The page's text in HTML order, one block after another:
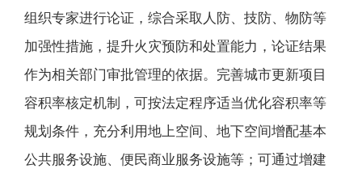
组织专家进行论证，综合采取人防、技防、物防等
加强性措施，提升火灾预防和处置能力，论证结果
作为相关部门审批管理的依据。完善城市更新项目
容积率核定机制，可按法定程序适当优化容积率等
规划条件，充分利用地上空间、地下空间增配基本
公共服务设施、便民商业服务设施等；可通过增建